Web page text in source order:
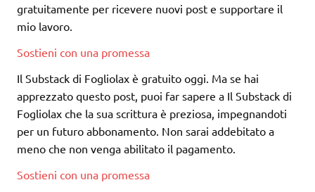
gratuitamente per ricevere nuovi post e supportare il
mio lavoro.
Sostieni con una promessa
Il Substack di Fogliolax è gratuito oggi. Ma se hai
apprezzato questo post, puoi far sapere a Il Substack di
Fogliolax che la sua scrittura è preziosa, impegnandoti
per un futuro abbonamento. Non sarai addebitato a
meno che non venga abilitato il pagamento.
Sostieni con una promessa